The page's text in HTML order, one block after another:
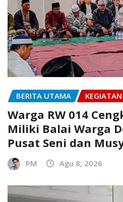
BERITA UTAMA KEGIATAN
Warga RW 014
Miliki Balai Warga
Pusat Seni dan
PM Agu 8, 2026